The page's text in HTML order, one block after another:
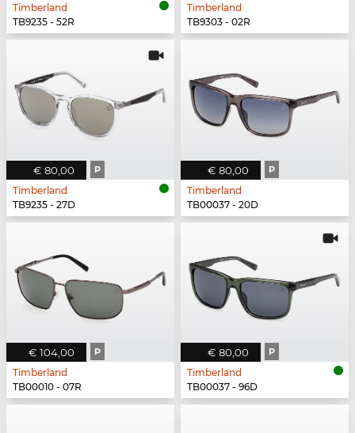
Timberland
TB9235 - 52R
Timberland
TB9303 - 02R
€ 80,00 P
Timberland
TB9235 - 27D
€ 80,00 P
Timberland
TB00037 - 20D
€ 104,00 P
Timberland
TB00010 - 07R
€ 80,00 P
Timberland
TB00037 - 96D